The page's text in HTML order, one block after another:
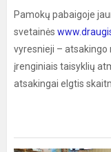
Pamokų pabaigoje
svetainės
vyresnieji –
įrenginiais taisyklių
atsakingai elgtis